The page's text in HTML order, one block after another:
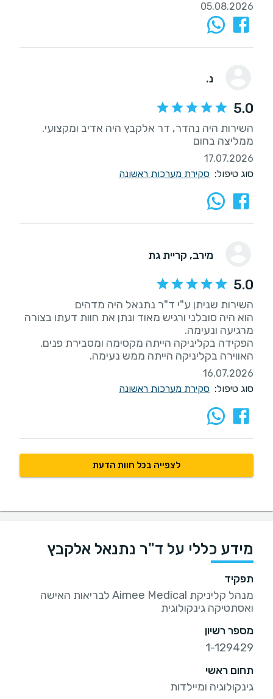
05.08.2026
נ.
5.0
השירות היה נהדר, דר אלקבץ היה אדיב ומקצועי.
ממליצה בחום
17.07.2026
סוג טיפול: סקירת מערכות ראשונה
מירב, קריית גת
5.0
הוא היה סובלני ורגיש מאוד ונתן את חוות דעתו בצורה
האווירה בקליניקה הייתה ממש נעימה.
16.07.2026
סוג טיפול: סקירת מערכות ראשונה
לצפייה בכל חוות הדעת
מידע כללי על ד"ר נתנאל אלקבץ
תפקיד
מנהל קליניקת Aimee Medical לבריאות האישה
ואסתטיקה גינקולוגית
מספר רשיון
1-129429
תחום ראשי
גינקולוגיה ומיילדות